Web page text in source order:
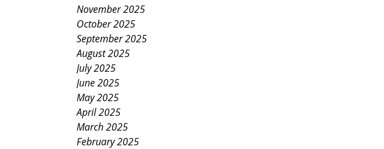
November 2025
October 2025
September 2025
August 2025
July 2025
June 2025
May 2025
April 2025
March 2025
February 2025